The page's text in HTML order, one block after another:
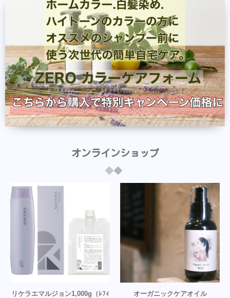
オンラインショップ
リケラエマルジョン1,000g（ﾚﾌｨ
オーガニックケアオイル